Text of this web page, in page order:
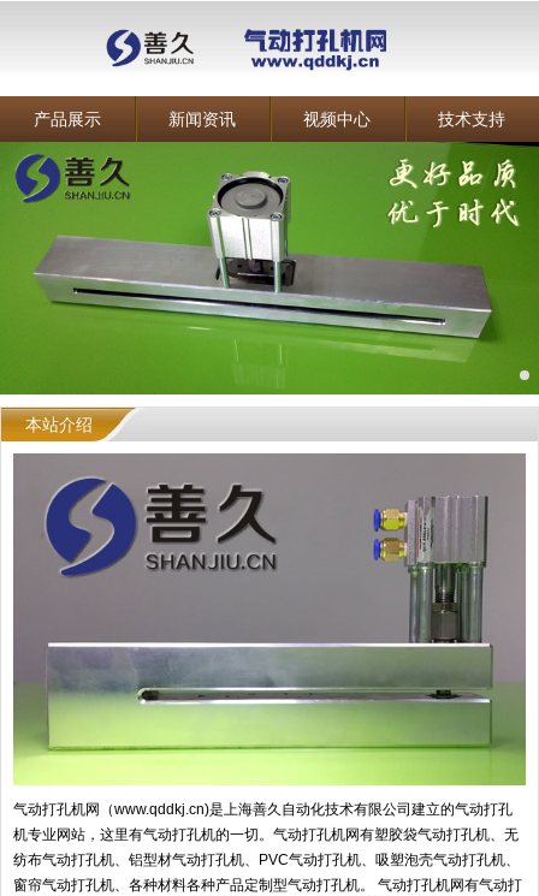
产品展示 新闻资讯 视频中心 技术支持
本站介绍
气动打孔机网（www.qddkj.cn)是上海善久自动化技术有限公司建立的气动打孔
机专业网站，这里有气动打孔机的一切。气动打孔机网有塑胶袋气动打孔机、无
纺布气动打孔机、铝型材气动打孔机、PVC气动打孔机、吸塑泡壳气动打孔机、
窗帘气动打孔机、各种材料各种产品定制型气动打孔机。 气动打孔机网有气动打